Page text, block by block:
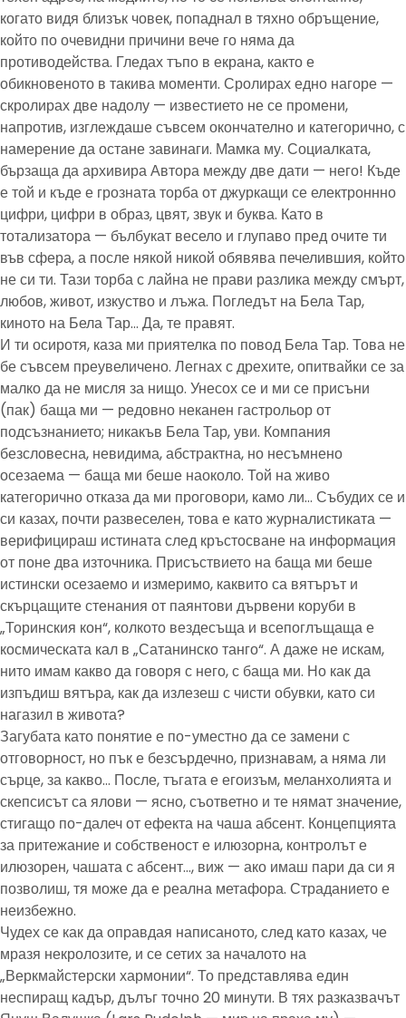
когато видя близък човек, попаднал в тяхно обръщение,
който по очевидни причини вече го няма да
противодейства. Гледах тъпо в екрана, както е
обикновеното в такива моменти. Сролирах едно нагоре —
скролирах две надолу — известието не се промени,
напротив, изглеждаше съвсем окончателно и категорично, с
намерение да остане завинаги. Мамка му. Социалката,
бързаща да архивира Автора между две дати — него! Къде
е той и къде е грозната торба от джуркащи се електроннно
цифри, цифри в образ, цвят, звук и буква. Като в
тотализатора — бълбукат весело и глупаво пред очите ти
във сфера, а после някой никой обявява печелившия, който
не си ти. Тази торба с лайна не прави разлика между смърт,
любов, живот, изкуство и лъжа. Погледът на Бела Тар,
киното на Бела Тар… Да, те правят.
И ти осиротя, каза ми приятелка по повод Бела Тар. Това не
бе съвсем преувеличено. Легнах с дрехите, опитвайки се за
малко да не мисля за нищо. Унесох се и ми се присъни
(пак) баща ми — редовно неканен гастрольор от
подсъзнанието; никакъв Бела Тар, уви. Компания
безсловесна, невидима, абстрактна, но несъмнено
осезаема — баща ми беше наоколо. Той на живо
категорично отказа да ми проговори, камо ли… Събудих се и
си казах, почти развеселен, това е като журналистиката —
верифицираш истината след кръстосване на информация
от поне два източника. Присъствието на баща ми беше
истински осезаемо и измеримо, каквито са вятърът и
скърцащите стенания от паянтови дървени коруби в
„Торинския кон“, колкото вездесъща и всепоглъщаща е
космическата кал в „Сатанинско танго“. А даже не искам,
нито имам какво да говоря с него, с баща ми. Но как да
изпъдиш вятъра, как да излезеш с чисти обувки, като си
нагазил в живота?
Загубата като понятие е по-уместно да се замени с
отговорност, но пък е безсърдечно, признавам, а няма ли
сърце, за какво… После, тъгата е егоизъм, меланхолията и
скепсисът са ялови — ясно, съответно и те нямат значение,
стигащо по-далеч от ефекта на чаша абсент. Концепцията
за притежание и собственост е илюзорна, контролът е
илюзорен, чашата с абсент…, виж — ако имаш пари да си я
позволиш, тя може да е реална метафора. Страданието е
неизбежно.
Чудех се как да оправдая написаното, след като казах, че
мразя некролозите, и се сетих за началото на
„Веркмайстерски хармонии“. То представлява един
неспиращ кадър, дълъг точно 20 минути. В тях разказвачът